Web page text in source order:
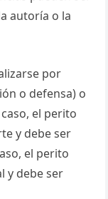
autoría o la
por
o defensa) o
el perito
y debe ser
el perito
y debe ser